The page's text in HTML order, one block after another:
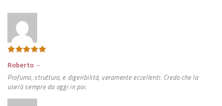
su 5
Roberto –
Profumo, struttura, e digeribilità, veramente eccellenti. Credo che la
userò sempre da oggi in poi.